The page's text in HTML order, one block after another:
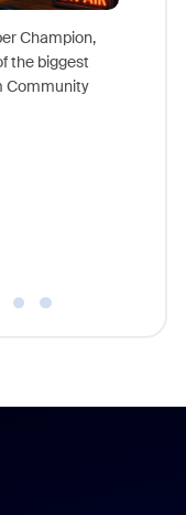
Champion,
the biggest
Community